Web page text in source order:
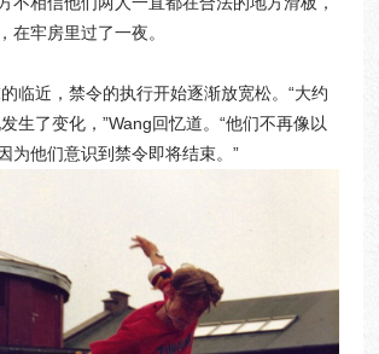
在牢房里过了一夜。
临近，禁令的执行开始逐渐放宽松。“大约
生了变化，”Wang回忆道。“他们不再像以
为他们意识到禁令即将结束。”